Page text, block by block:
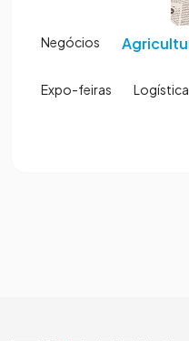
Negócios
Expo-feiras Logística